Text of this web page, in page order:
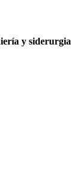
y siderurgia